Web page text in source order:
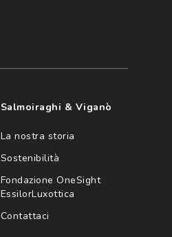
Salmoiraghi & Viganò
La nostra storia
Sostenibilità
Fondazione OneSight
EssilorLuxottica
Contattaci